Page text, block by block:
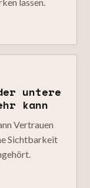
untere
kann
Vertrauen
Sichtbarkeit